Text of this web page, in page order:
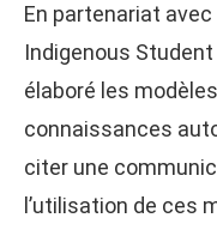
En partenariat
Indigenous
élaboré les
connaissances
citer une
l’utilisation de ces